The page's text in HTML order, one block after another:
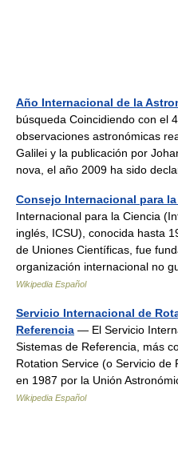
Año Internacional de la
búsqueda Coincidiendo con el
observaciones astronómicas
Galilei y la publicación por
nova, el año 2009 ha sido
Consejo Internacional para
Internacional para la Ciencia
inglés, ICSU), conocida hasta
de Uniones Científicas, fue
organización internacional no
Wikipedia Español
Servicio Internacional de
Referencia — El Servicio
Sistemas de Referencia, más
Rotation Service (o Servicio de
en 1987 por la Unión
Wikipedia Español